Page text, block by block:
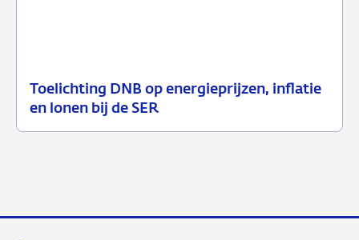
Toelichting DNB op energieprijzen, inflatie
en lonen bij de SER
18
Speech